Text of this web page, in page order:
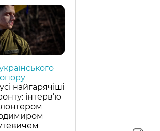
українського
опору
найгарячіші
інтерв’ю